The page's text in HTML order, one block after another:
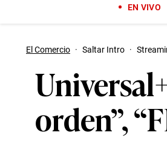
EN VIVO
El Comercio · Saltar Intro ·
orden”,